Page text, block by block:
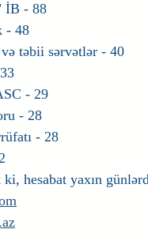
İB - 88
- 48
təbii sərvətlər - 40
- 29
- 28
- 28
ki, hesabat yaxın